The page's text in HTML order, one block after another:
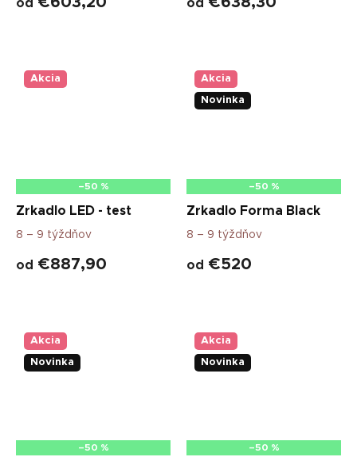
od od
Akcia
–50 %
Zrkadlo LED - test
8 – 9 týždňov
od €887,90
Akcia
Novinka
–50 %
Zrkadlo Forma Black
8 – 9 týždňov
od €520
Akcia
Novinka
–50 %
Akcia
Novinka
–50 %